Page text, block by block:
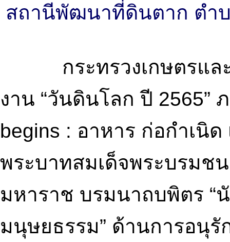
สถานีพัฒนาที่ดินตาก ตำบ
กระทรวงเกษตรและ
งาน “วันดินโลก ปี 2565”
begins : อาหาร ก่อกำเนิด
พระบาทสมเด็จพระบรมช
มหาราช บรมนาถบพิตร “
มนุษยธรรม” ด้านการอนุ